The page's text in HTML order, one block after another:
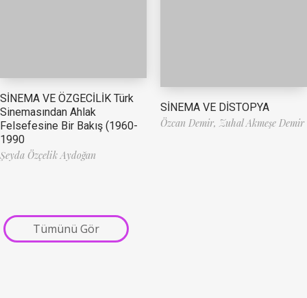
SİNEMA VE ÖZGECİLİK Türk
Sinemasından Ahlak
Felsefesine Bir Bakış (1960-
1990
Şeyda Özçelik Aydoğan
SİNEMA VE DİSTOPYA
Özcan Demir, Zuhal Akmeşe Demir
Tümünü Gör